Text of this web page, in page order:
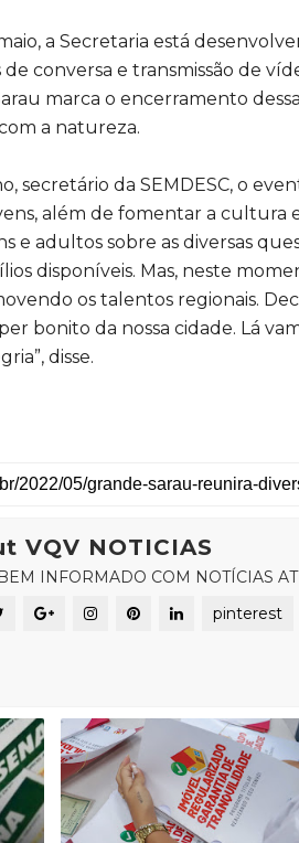
a Secretaria está
conversa e transmissão de
marca o encerramento
a natureza.
secretário da SEMDESC, o
além de fomentar a cultura
e adultos sobre as diversas
disponíveis. Mas, neste
os talentos regionais.
bonito da nossa cidade. Lá
disse.
VQV NOTICIAS
INFORMADO COM NOTÍCIAS
pinterest